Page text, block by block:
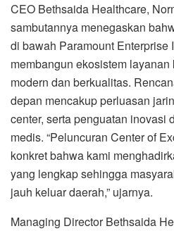
CEO Bethsaida Healthcare,
sambutannya menegaskan
di bawah Paramount
membangun ekosistem
modern dan berkualitas.
depan mencakup perluasan
center, serta penguatan inovasi
medis. “Peluncuran Center of
konkret bahwa kami
yang lengkap sehingga
jauh keluar daerah,” ujarnya.
Managing Director Bethsaida